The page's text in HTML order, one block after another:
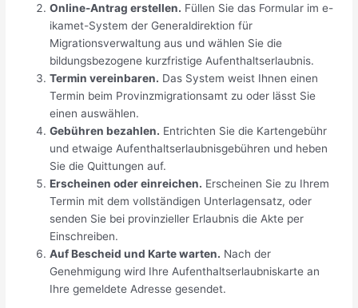
Online-Antrag erstellen. Füllen Sie das Formular im e-
ikamet-System der Generaldirektion für
Migrationsverwaltung aus und wählen Sie die
bildungsbezogene kurzfristige Aufenthaltserlaubnis.
Termin vereinbaren. Das System weist Ihnen einen
Termin beim Provinzmigrationsamt zu oder lässt Sie
einen auswählen.
Gebühren bezahlen. Entrichten Sie die Kartengebühr
und etwaige Aufenthaltserlaubnisgebühren und heben
Sie die Quittungen auf.
Erscheinen oder einreichen. Erscheinen Sie zu Ihrem
Termin mit dem vollständigen Unterlagensatz, oder
senden Sie bei provinzieller Erlaubnis die Akte per
Einschreiben.
Auf Bescheid und Karte warten. Nach der
Genehmigung wird Ihre Aufenthaltserlaubniskarte an
Ihre gemeldete Adresse gesendet.